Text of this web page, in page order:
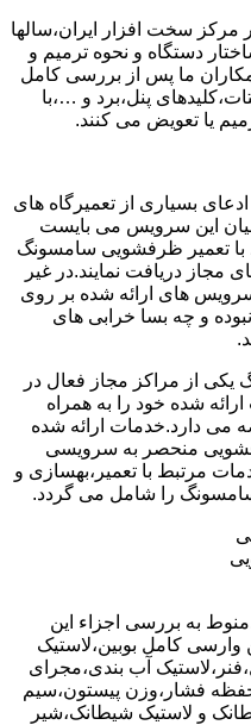
سخت افزار ایران،سالها
دستگاه و نحوه ترمیم و
ما پس از بررسی کامل
پنل،برد و …،با
یا تعویض می کنند.
بسیاری از تعمیرگاه های
این سرویس می بایست
با تعمیر ظرفشویی سامسونگ
مجاز دریافت نمایند.در غیر
های ارائه شده بر روی
و چه بسا خرابی های
از مراکز مجاز فعال در
شده خود را به همراه
می دارد.خدمات ارائه شده
منحصر به سرویسی
مرتبط با تعمیر،بهسازی و
را شامل می گردد.
به بررسی اجزاء این
کامل بوبین،لاستیک
آب بندی،مجرای
فشار،وزن پیستون،سیم
و لاستیک شیطانک،شیر